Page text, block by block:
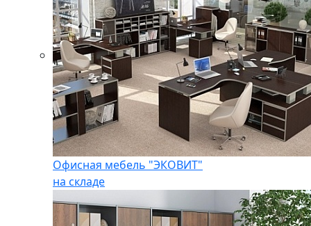
Офисная мебель "ЭКОВИТ"
на складе